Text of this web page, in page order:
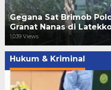
Gegana Sat Brimob
Granat Nanas di
1,039 Views
Hukum & Kriminal